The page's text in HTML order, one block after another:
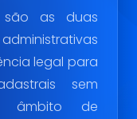
são as duas
legal para
sem
âmbito de